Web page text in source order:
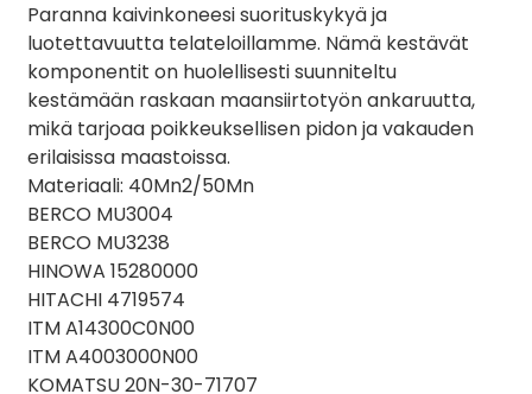
Paranna kaivinkoneesi suorituskykyä ja
luotettavuutta telateloillamme. Nämä kestävät
komponentit on huolellisesti suunniteltu
kestämään raskaan maansiirtotyön ankaruutta,
mikä tarjoaa poikkeuksellisen pidon ja vakauden
erilaisissa maastoissa.
Materiaali: 40Mn2/50Mn
BERCO MU3004
BERCO MU3238
HINOWA 15280000
HITACHI 4719574
ITM A14300C0N00
ITM A4003000N00
KOMATSU 20N-30-71707